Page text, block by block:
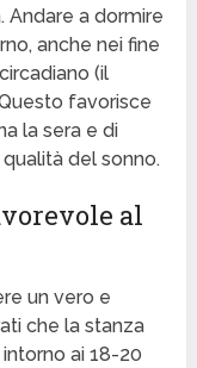
Andare a dormire
anche nei fine
(il
favorisce
la sera e di
del sonno.
al
un vero e
che la stanza
ai 18-20